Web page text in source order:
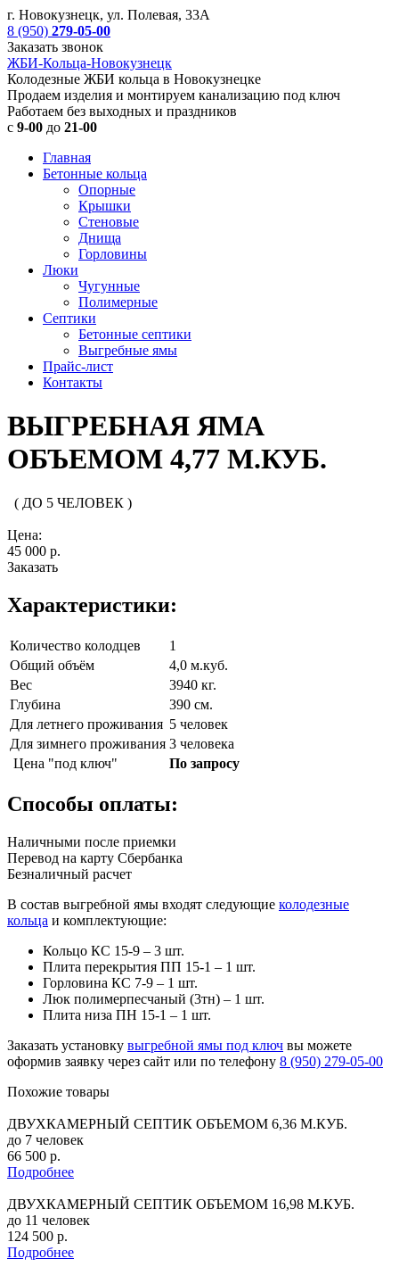
г. Новокузнецк, ул. Полевая, 33А
8 (950) 279-05-00
Заказать звонок
ЖБИ-Кольца-Новокузнецк
Колодезные ЖБИ кольца в Новокузнецке
Продаем изделия и монтируем канализацию под ключ
Работаем без выходных и праздников
с 9-00 до 21-00
Главная
Бетонные кольца
Опорные
Крышки
Стеновые
Днища
Горловины
Люки
Чугунные
Полимерные
Септики
Бетонные септики
Выгребные ямы
Прайс-лист
Контакты
ВЫГРЕБНАЯ ЯМА
ОБЪЕМОМ 4,77 М.КУБ.
( ДО 5 ЧЕЛОВЕК )
Цена:
45 000 р.
Заказать
Характеристики:
Количество колодцев
1
Общий объём
4,0 м.куб.
Вес
3940 кг.
Глубина
390 см.
Для летнего проживания 5 человек
Для зимнего проживания 3 человека
Цена "под ключ"
По запросу
Способы оплаты:
Наличными после приемки
Перевод на карту Сбербанка
Безналичный расчет
В состав выгребной ямы входят следующие колодезные
кольца и комплектующие:
Кольцо КС 15-9 – 3 шт.
Плита перекрытия ПП 15-1 – 1 шт.
Горловина КС 7-9 – 1 шт.
Люк полимерпесчаный (3тн) – 1 шт.
Плита низа ПН 15-1 – 1 шт.
Заказать установку выгребной ямы под ключ вы можете
оформив заявку через сайт или по телефону 8 (950) 279-05-00
Похожие товары
ДВУХКАМЕРНЫЙ СЕПТИК ОБЪЕМОМ 6,36 М.КУБ.
до 7 человек
66 500 р.
Подробнее
ДВУХКАМЕРНЫЙ СЕПТИК ОБЪЕМОМ 16,98 М.КУБ.
до 11 человек
124 500 р.
Подробнее